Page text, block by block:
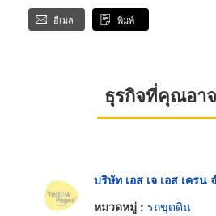
อีเมล พิมพ์
ธุรกิจที่คุณอา
บริษัท เอส เจ เอส เครน
หมวดหมู่ : รถขุดดิน